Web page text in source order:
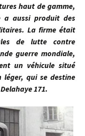
haut de gamme,
a aussi produit des
La firme était
de lutte contre
guerre mondiale,
un véhicule situé
qui se destine
171.